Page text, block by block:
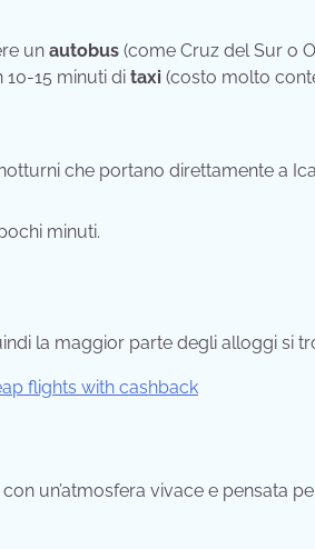
un autobus (come Cruz del Sur o
10-15 minuti di taxi (costo molto
che portano direttamente a
minuti.
la maggior parte degli alloggi si
un’atmosfera vivace e pensata